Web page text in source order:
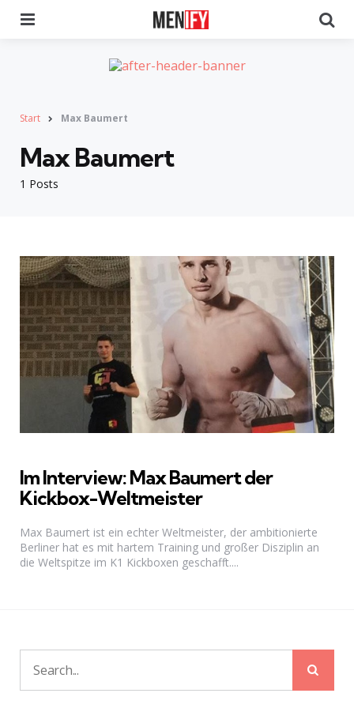
Start Max Baumert
1 Posts
Max Baumert
Im Interview: Max Baumert der
Kickbox-Weltmeister
Max Baumert ist ein echter Weltmeister, der ambitionierte
Berliner hat es mit hartem Training und großer Disziplin an
die Weltspitze im K1 Kickboxen geschafft....
Search
for: